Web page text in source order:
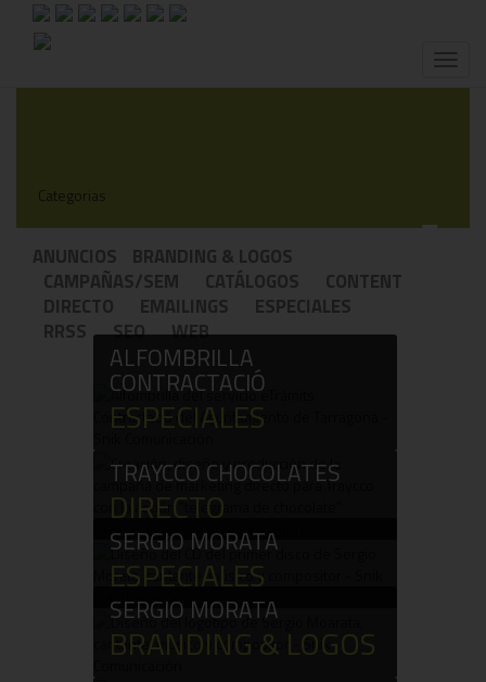
Toggle
!
Categorias
ANUNCIOS
BRANDING & LOGOS
CAMPAÑAS/SEM
CATÁLOGOS
CONTENT
DIRECTO
EMAILINGS
ESPECIALES
RRSS
SEO WEB
ALFOMBRILLA
CONTRACTACIÓ
ESPECIALES
TRAYCCO CHOCOLATES
DIRECTO
SERGIO MORATA
ESPECIALES
SERGIO MORATA
BRANDING & LOGOS